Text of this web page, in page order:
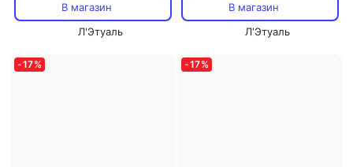
В магазин
Л'Этуаль
В магазин
Л'Этуаль
-17% -17%